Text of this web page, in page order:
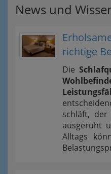
News und
richtige
Die
schläft,
ausgeruht
Alltags